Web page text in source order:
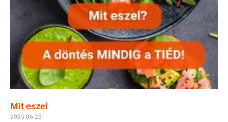
Mit eszel
2025-06-25